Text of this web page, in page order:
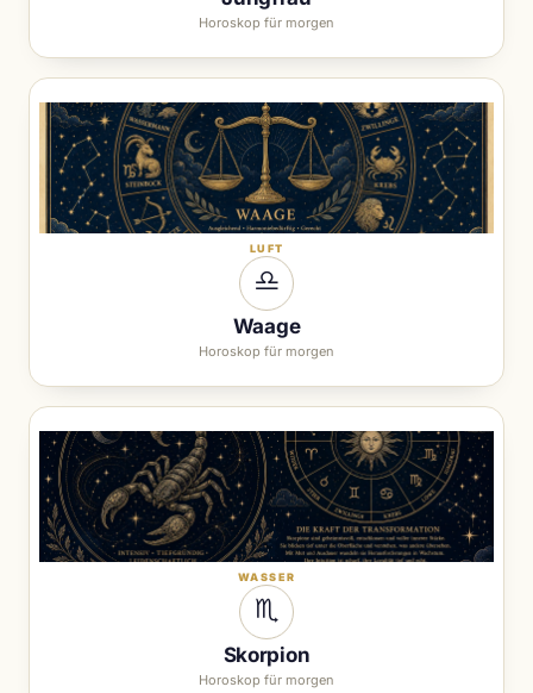
Horoskop für morgen
LUFT
♎︎
Waage
Horoskop für morgen
WASSER
♏︎
Skorpion
Horoskop für morgen